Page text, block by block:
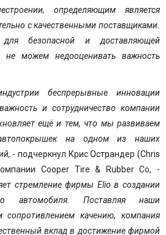
определяющим является
с качественными поставщиками.
для безопасной и доставляющей
можем недооценивать важность
беспрерывные инновации
и сотрудничество компании
ещё и тем, что мы развиваем
на одном из наших
- подчеркнул Крис Острандер (Chris
Cooper Tire & Rubber Co, -
стремление фирмы Elio в создании
автомобиля. Поставляя наши
качению, компания
вклад в достижение фирмой